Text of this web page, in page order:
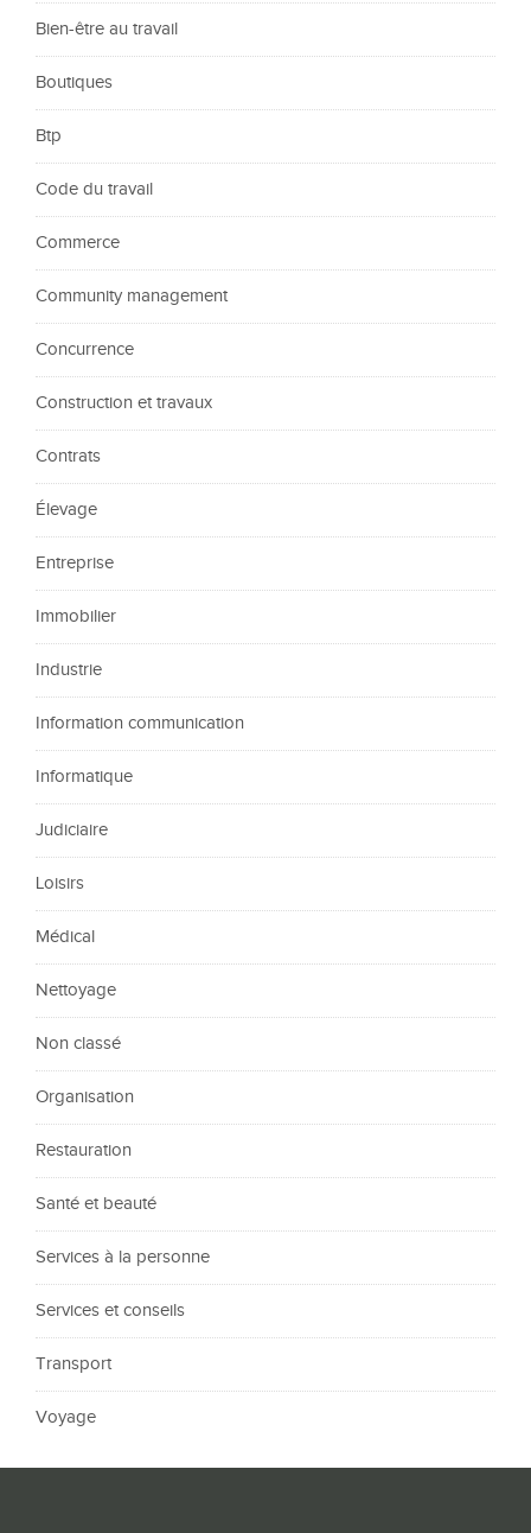
Bien-être au travail
Boutiques
Btp
Code du travail
Commerce
Community management
Concurrence
Construction et travaux
Contrats
Élevage
Entreprise
Immobilier
Industrie
Information communication
Informatique
Judiciaire
Loisirs
Médical
Nettoyage
Non classé
Organisation
Restauration
Santé et beauté
Services à la personne
Services et conseils
Transport
Voyage